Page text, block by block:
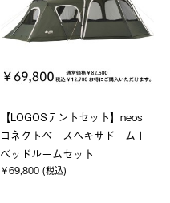
【LOGOSテントセット】neos
コネクトベースヘキサドーム＋
ベッドルームセット
￥69,800 (税込)